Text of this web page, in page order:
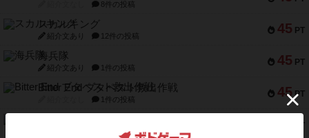
8件の投稿
45 PT
スカルキング
紹介文あり 12件の投稿
45 PT
海兵隊
紹介文あり 1件の投稿
45 PT
Bitter End ブタペスト救出作戦
1件の投稿
PT
10件の投稿